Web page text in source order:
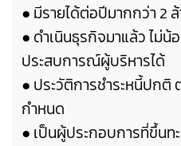
● มีรายได้ต่อปีมากกว่า 2
● ดำเนินธุรกิจมาแล้ว ไม่น้
ประสบการณ์ผู้บริหารได้
● ประวัติการชำระหนี้ปกติ
กำหนด
● เป็นผู้ประกอบการที่ขึ้นท